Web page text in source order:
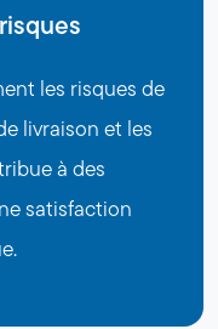
les risques de
livraison et les
à des
satisfaction